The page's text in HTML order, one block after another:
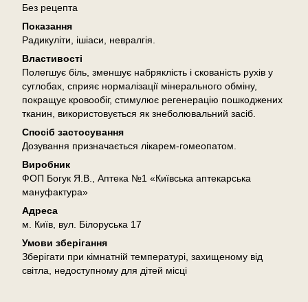
Без рецепта
Показання
Радикуліти, ішіаси, невралгія.
Властивості
Полегшує біль, зменшує набряклість і скованість рухів у
суглобах, сприяє нормалізації мінерального обміну,
покращує кровообіг, стимулює регенерацію пошкоджених
тканин, використовується як знеболювальний засіб.
Спосіб застосування
Дозування призначається лікарем-гомеопатом.
Виробник
ФОП Богук Я.В., Аптека №1 «Київська аптекарська
мануфактура»
Адреса
м. Київ, вул. Білоруська 17
Умови зберігання
Зберігати при кімнатній температурі, захищеному від
світла, недоступному для дітей місці